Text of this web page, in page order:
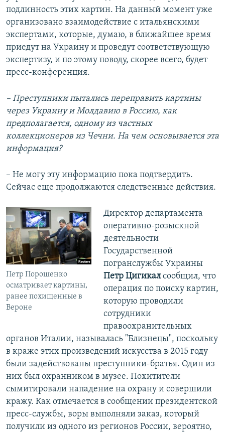
подлинность этих картин. На данный момент уже
организовано взаимодействие с итальянскими
экспертами, которые, думаю, в ближайшее время
приедут на Украину и проведут соответствующую
экспертизу, и по этому поводу, скорее всего, будет
пресс-конференция.
– Преступники пытались переправить картины
через Украину и Молдавию в Россию, как
предполагается, одному из частных
коллекционеров из Чечни. На чем основывается эта
информация?
– Не могу эту информацию пока подтвердить.
Сейчас еще продолжаются следственные действия.
Петр Порошенко
осматривает картины,
ранее похищенные в
Вероне
Директор департамента
оперативно-розыскной
деятельности
Государственной
погранслужбы Украины
Петр Цигикалсообщил, что
операция по поиску картин,
которую проводили
сотрудники
правоохранительных
органов Италии, называлась "Близнецы", поскольку
в краже этих произведений искусства в 2015 году
были задействованы преступники-братья. Один из
них был охранником в музее. Похитители
сымитировали нападение на охрану и совершили
кражу. Как отмечается в сообщении президентской
пресс-службы, воры выполняли заказ, который
получили из одного из регионов России, вероятно,